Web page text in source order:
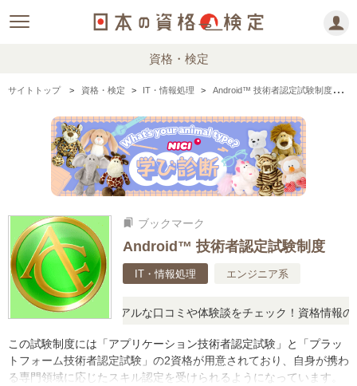
資格・検定
サイトトップ 資格・検定 IT・情報処理 Android™ 技術者認定試験制度の情報まとめ
bookmarks ブックマーク
Android™ 技術者認定試験制度
IT・情報処理 エンジニア系
問に思ったら、リアルな口コミや体験談をチェック！資格情報の下
この試験制度には「アプリケーション技術者認定試験」と「プラッ
トフォーム技術者認定試験」の2資格が用意されており、自身が携わ
る専門領域に応じたスキル認定を受けられるようになっています。